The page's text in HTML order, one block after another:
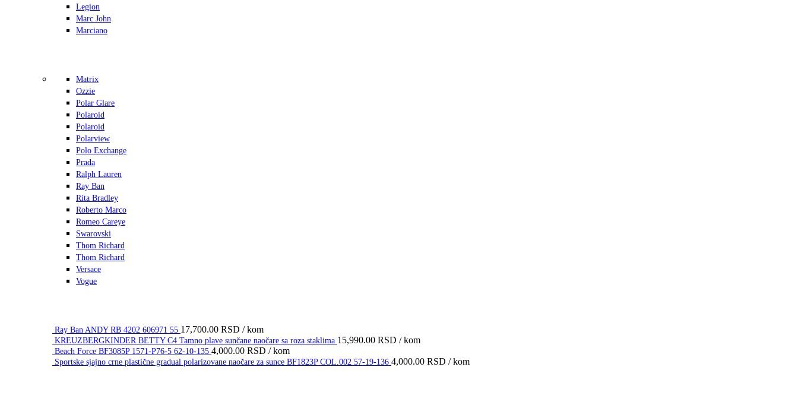
Legion
Marc John
Marciano
Matrix
Ozzie
Polar Glare
Polaroid
Polaroid
Polarview
Polo Exchange
Prada
Ralph Lauren
Ray Ban
Rita Bradley
Roberto Marco
Romeo Careye
Swarovski
Thom Richard
Thom Richard
Versace
Vogue
Ray Ban ANDY RB 4202 606971 55 17,700.00 RSD / kom
KREUZBERGKINDER BETTY C4 Tamno plave sunčane naočare sa roza staklima 15,990.00 RSD / kom
Beach Force BF3085P 1571-P76-5 62-10-135 4,000.00 RSD / kom
Sportske sjajno crne plastične gradual polarizovane naočare za sunce BF1823P COL.002 57-19-136 4,000.00 RSD / kom